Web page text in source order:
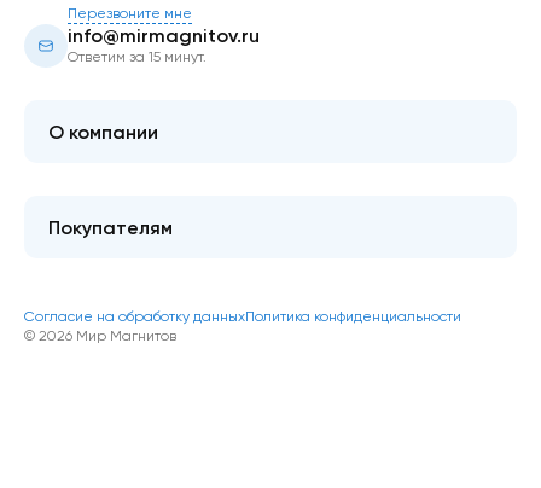
Перезвоните мне
info@mirmagnitov.ru
Ответим за 15 минут.
Покупателям
Доставка и оплата
О компании
Как оформить покупку
© 2026 Мир Магнитов
Согласие на обработку данныхПолитика конфиденциальности